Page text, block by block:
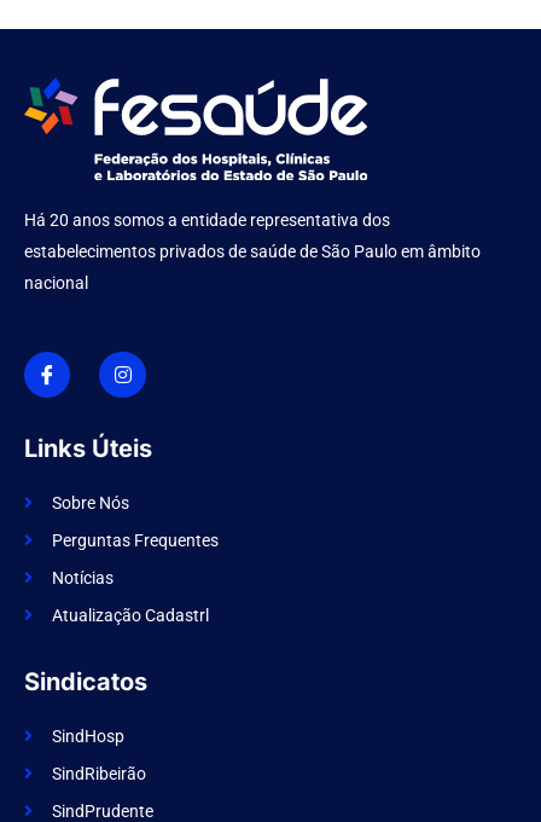
Há 20 anos somos a entidade representativa dos
estabelecimentos privados de saúde de São Paulo em âmbito
nacional
I
c
o
n
f
a
e
o
k
I
n
s
t
g
r
m
Links Úteis
Sobre Nós
Perguntas Frequentes
Notícias
Atualização Cadastrl
Sindicatos
SindHosp
SindRibeirão
SindPrudente